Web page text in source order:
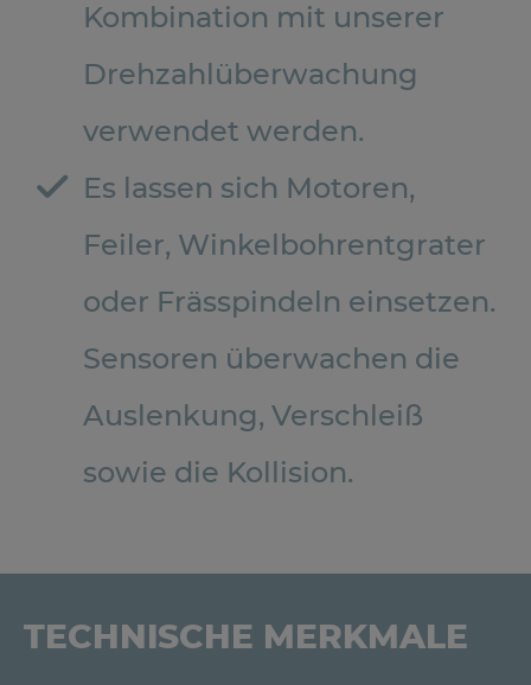
Kombination mit unserer
Drehzahlüberwachung
verwendet werden.
Es lassen sich Motoren,
Feiler, Winkelbohrentgrater
oder Frässpindeln einsetzen.
Sensoren überwachen die
Auslenkung, Verschleiß
sowie die Kollision.
TECHNISCHE MERKMALE